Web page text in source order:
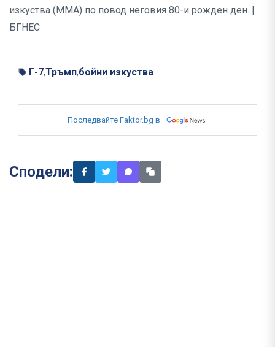
изкуства (MMA) по повод неговия 80-и рожден ден. |
БГНЕС
Г-7,Тръмп,бойни изкуства
Последвайте Faktor.bg в
Сподели: